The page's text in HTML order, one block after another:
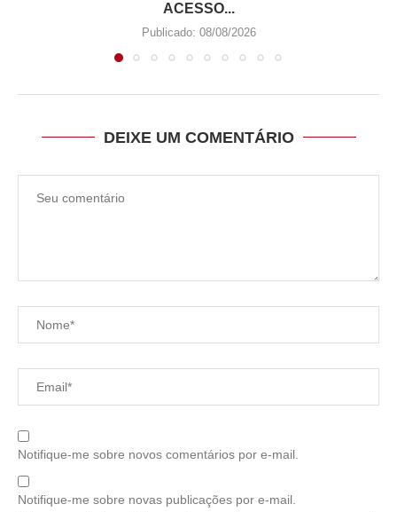
ACESSO...
Publicado: 08/08/2026
DEIXE UM COMENTÁRIO
Notifique-me sobre novos comentários por e-mail.
Notifique-me sobre novas publicações por e-mail.